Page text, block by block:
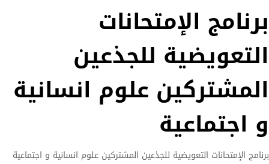
برنامج الإمتحانات
التعويضية للجذعين
المشتركين علوم انسانية
و اجتماعية
برنامج الإمتحانات التعويضية للجذعين المشتركين علوم انسانية و اجتماعية